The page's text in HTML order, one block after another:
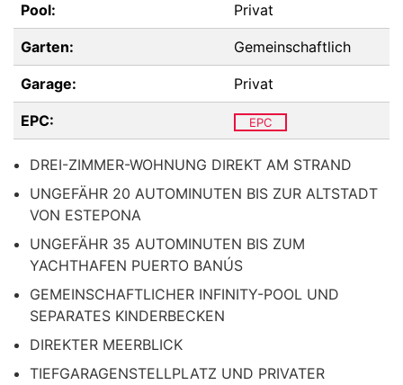
Pool: Privat
Garten: Gemeinschaftlich
Garage: Privat
EPC: EPC
DREI-ZIMMER-WOHNUNG DIREKT AM STRAND
UNGEFÄHR 20 AUTOMINUTEN BIS ZUR ALTSTADT
VON ESTEPONA
UNGEFÄHR 35 AUTOMINUTEN BIS ZUM
YACHTHAFEN PUERTO BANÚS
GEMEINSCHAFTLICHER INFINITY-POOL UND
SEPARATES KINDERBECKEN
DIREKTER MEERBLICK
TIEFGARAGENSTELLPLATZ UND PRIVATER